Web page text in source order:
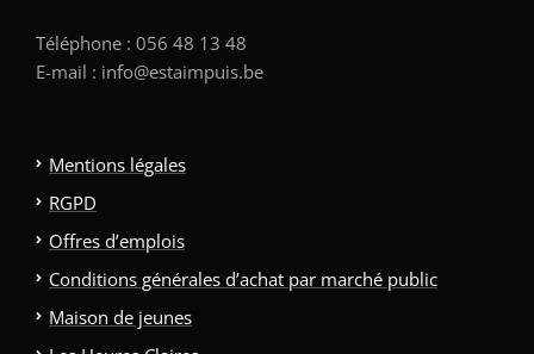
Téléphone : 056 48 13 48
E-mail : info@estaimpuis.be
Mentions légales
RGPD
Offres d’emplois
Conditions générales d’achat par marché public
Maison de jeunes